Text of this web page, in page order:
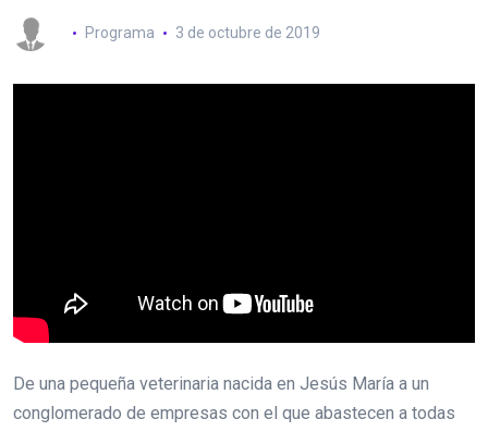
Programa 3 de octubre de 2019
De una pequeña veterinaria nacida en Jesús María a un
conglomerado de empresas con el que abastecen a todas